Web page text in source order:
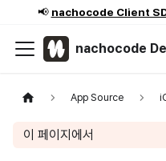
📢 nachocode Client
nachocode
App Source
이 페이지에서